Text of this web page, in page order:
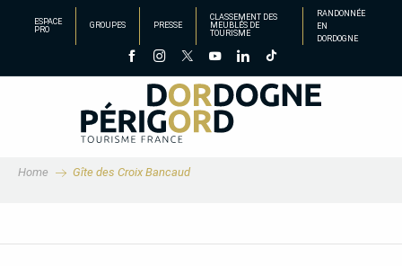
principal
ESPACE
PRO
GROUPES PRESSE
CLASSEMENT DES
MEUBLÉS DE
TOURISME
RANDONNÉE
EN
DORDOGNE
Home Gîte des Croix Bancaud